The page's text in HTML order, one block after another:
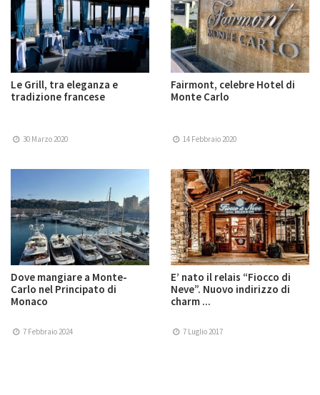
Le Grill, tra eleganza e
tradizione francese
30 Marzo 2020
Fairmont, celebre Hotel di
Monte Carlo
14 Febbraio 2020
Dove mangiare a Monte-
Carlo nel Principato di
Monaco
7 Febbraio 2024
E’ nato il relais “Fiocco di
Neve”. Nuovo indirizzo di
charm ...
7 Luglio 2017